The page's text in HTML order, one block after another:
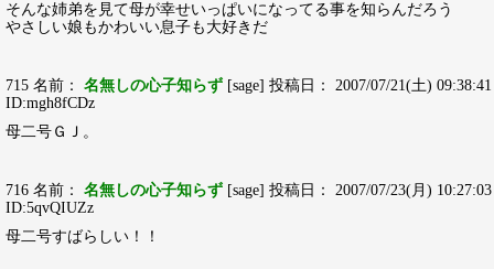
そんな姉弟を見て母が幸せいっぱいになってる事を知らんだろう
やさしい娘もかわいい息子も大好きだ
715 名前： 名無しの心子知らず [sage] 投稿日： 2007/07/21(土) 09:38:41
ID:mgh8fCDz
母二号ＧＪ。
716 名前： 名無しの心子知らず [sage] 投稿日： 2007/07/23(月) 10:27:03
ID:5qvQIUZz
母二号すばらしい！！